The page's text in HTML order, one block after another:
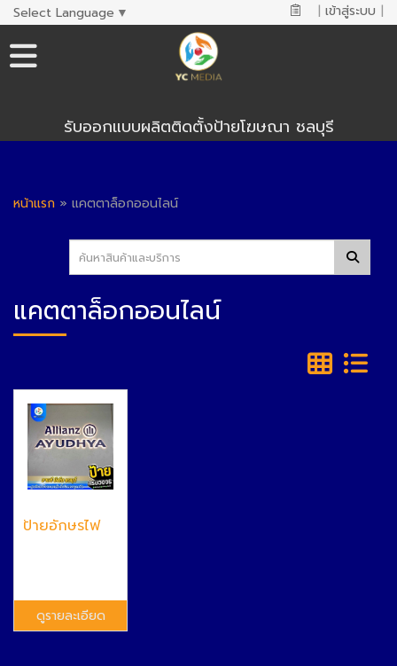
Select Language ▼ | เข้าสู่ระบบ |
รับออกแบบผลิตติดตั้งป้ายโฆษณา ชลบุรี
หน้าแรก » แคตตาล็อกออนไลน์
แคตตาล็อกออนไลน์
ป้ายอักษรไฟ
ดูรายละเอียด